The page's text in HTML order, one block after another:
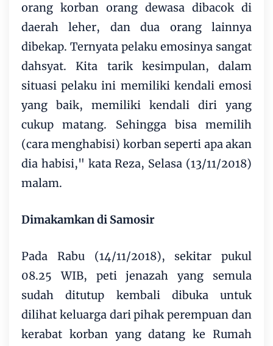
orang korban orang dewasa dibacok di
daerah leher, dan dua orang lainnya
dibekap. Ternyata pelaku emosinya sangat
dahsyat. Kita tarik kesimpulan, dalam
situasi pelaku ini memiliki kendali emosi
yang baik, memiliki kendali diri yang
cukup matang. Sehingga bisa memilih
(cara menghabisi) korban seperti apa akan
dia habisi," kata Reza, Selasa (13/11/2018)
malam.
Dimakamkan di Samosir
Pada Rabu (14/11/2018), sekitar pukul
08.25 WIB, peti jenazah yang semula
sudah ditutup kembali dibuka untuk
dilihat keluarga dari pihak perempuan dan
kerabat korban yang datang ke Rumah